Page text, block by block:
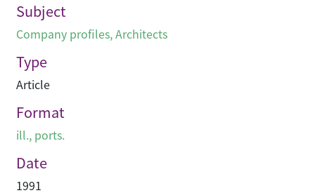
Subject
Company profiles,Architects
Type
Article
Format
ill., ports.
Date
1991